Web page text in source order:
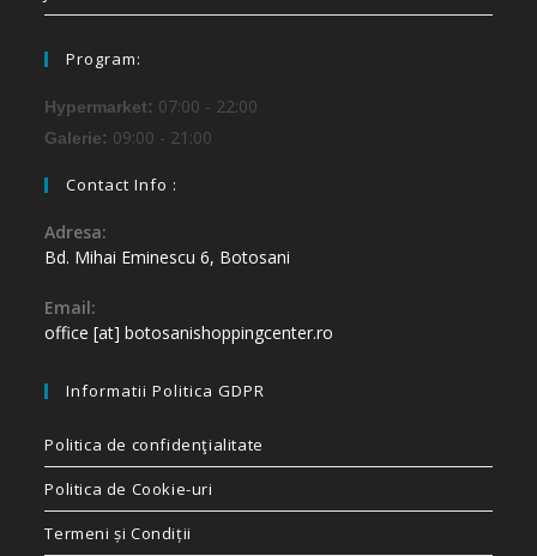
Program:
Hypermarket: 07:00 - 22:00
Galerie: 09:00 - 21:00
Contact Info :
Adresa:
Bd. Mihai Eminescu 6, Botosani
Email:
office [at] botosanishoppingcenter.ro
Informatii Politica GDPR
Politica de confidenţialitate
Politica de Cookie-uri
Termeni și Condiții